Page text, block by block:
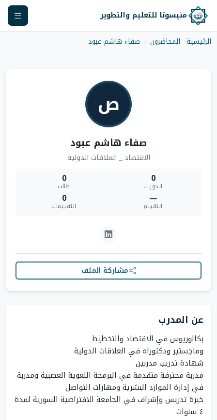
منيسوتا للتعليم والتطوير
الرئيسية
المحاضرون صفاء هاشم عبود
ص
صفاء هاشم عبود
الاقتصاد _ العلاقات الدولية
0
الدورات
0
طالب
—
التقييم
0
التقييمات
مشاركة الملف
عن المدرب
مدربة محترفة متقدمة في البرمجة اللغوية العصبية ومدربة
خبرة تدريس وإشراف في الجامعة الافتراضية السورية لمدة